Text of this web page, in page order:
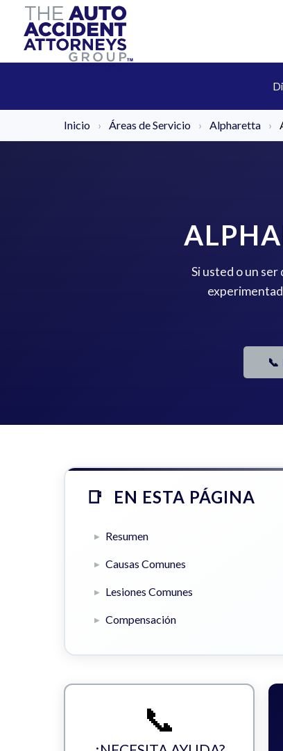
Inicio › Áreas de Servicio › Alpharetta ›
Si usted o un
EN ESTA PÁGINA
Resumen
Causas Comunes
Lesiones Comunes
Compensación
📞